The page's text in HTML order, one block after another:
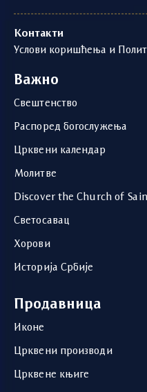
Контакти
Услови коришћења и
Важно
Свештенство
Распоред богослужења
Црквени календар
Молитве
Discover the Church of
Светосавац
Хорови
Историја Србије
Продавница
Иконе
Црквени производи
Црквене књиге